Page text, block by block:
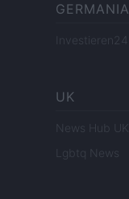
GERMANIA
Investieren24
UK
News Hub UK
Lgbtq News